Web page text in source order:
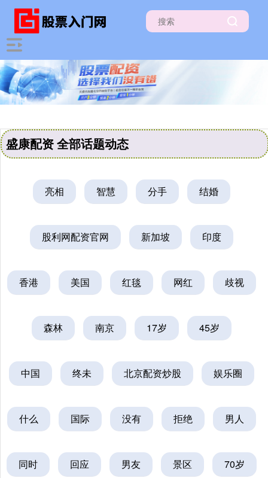
盛康配资 全部话题动态
亮相 智慧 分手 结婚
股利网配资官网 新加坡 印度
香港 美国 红毯 网红 歧视
森林 南京 17岁 45岁
中国 终未 北京配资炒股 娱乐圈
什么 国际 没有 拒绝 男人
同时 回应 男友 景区 70岁